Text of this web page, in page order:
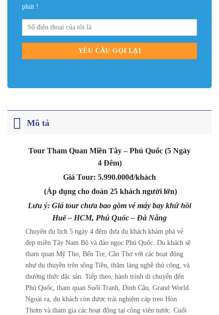
phút !
Mô tả
Tour Tham Quan Miền Tây – Phú Quốc (5 Ngày
4 Đêm)
Giá Tour: 5.990.000đ/khách
(Áp dụng cho đoàn 25 khách người lớn)
Lưu ý: Giá tour chưa bao gồm vé máy bay khứ hồi
Huế – HCM, Phú Quốc – Đà Nẵng
Chuyến du lịch 5 ngày 4 đêm đưa du khách khám phá vẻ
đẹp miền Tây Nam Bộ và đảo ngọc Phú Quốc. Du khách sẽ
tham quan Mỹ Tho, Bến Tre, Cần Thơ với các hoạt động
như du thuyền trên sông Tiền, thăm làng nghề thủ công, và
thưởng thức đặc sản. Tiếp theo, hành trình di chuyển đến
Phú Quốc, tham quan Suối Tranh, Dinh Cậu, Grand World.
Ngoài ra, du khách còn được trải nghiệm cáp treo Hòn
Thơm và tham gia các hoạt động tại công viên nước. Cuối